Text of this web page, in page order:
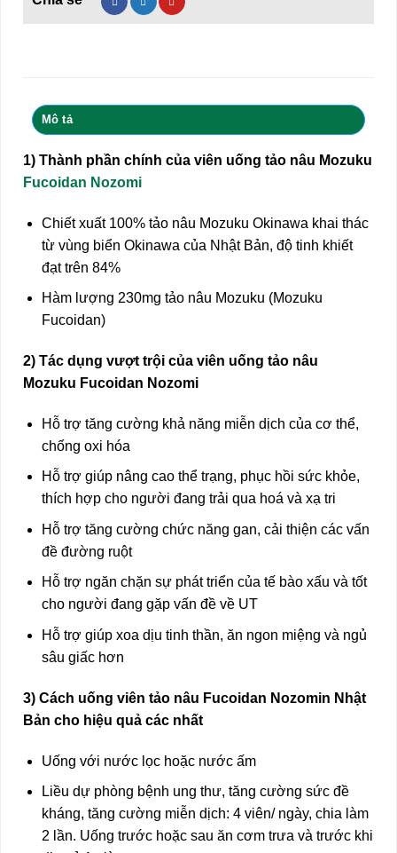
Mô tả
1) Thành phần chính của viên uống tảo nâu Mozuku
Fucoidan Nozomi
Chiết xuất 100% tảo nâu Mozuku Okinawa khai thác
từ vùng biển Okinawa của Nhật Bản, độ tinh khiết
đạt trên 84%
Hàm lượng 230mg tảo nâu Mozuku (Mozuku
Fucoidan)
2) Tác dụng vượt trội của viên uống tảo nâu
Mozuku Fucoidan Nozomi
Hỗ trợ tăng cường khả năng miễn dịch của cơ thể,
chống oxi hóa
Hỗ trợ giúp nâng cao thể trạng, phục hồi sức khỏe,
thích hợp cho người đang trải qua hoá và xạ tri
Hỗ trợ tăng cường chức năng gan, cải thiện các vấn
đề đường ruột
Hỗ trợ ngăn chặn sự phát triển của tế bào xấu và tốt
cho người đang gặp vấn đề về UT
Hỗ trợ giúp xoa dịu tinh thần, ăn ngon miệng và ngủ
sâu giấc hơn
3) Cách uống viên tảo nâu Fucoidan Nozomin Nhật
Bản cho hiệu quả các nhất
Uống với nước lọc hoặc nước ấm
Liều dự phòng bệnh ung thư, tăng cường sức đề
kháng, tăng cường miễn dịch: 4 viên/ ngày, chia làm
2 lần. Uống trước hoặc sau ăn cơm trưa và trước khi